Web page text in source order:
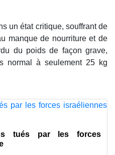
un état critique, souffrant de
manque de nourriture et de
du poids de façon grave,
normal à seulement 25 kg
tués par les forces